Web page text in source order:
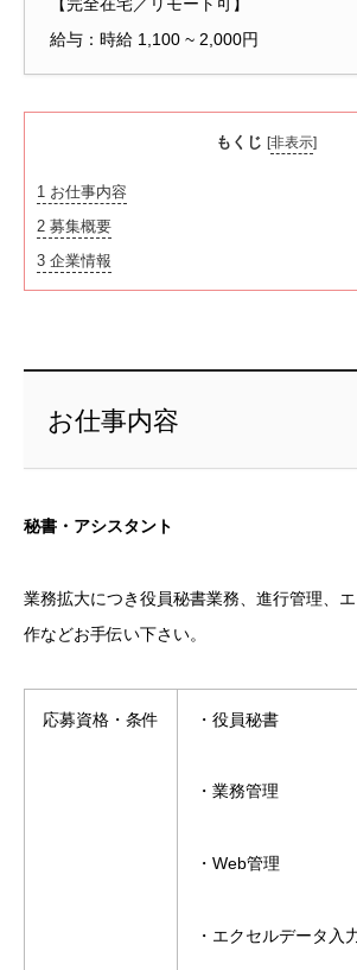
給与：時給 1,100 ~ 2,000円
もくじ [非表示]
1 お仕事内容
2 募集概要
3 企業情報
お仕事内容
秘書・アシスタント
業務拡大につき役員秘書業務、進行管理、
作などお手伝い下さい。
応募資格・条件 ・役員秘書
・業務管理
・Web管理
・エクセルデータ入